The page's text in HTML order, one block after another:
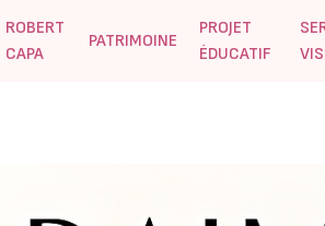
ROBERT
CAPA
PATRIMOINE
PROJET
ÉDUCATIF